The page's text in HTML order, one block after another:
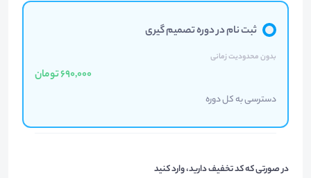
ثبت نام در دوره تصمیم گیری
بدون محدودیت زمانی
690,000 تومان
دسترسی به کل دوره
در صورتی که کد تخفیف دارید، وارد کنید